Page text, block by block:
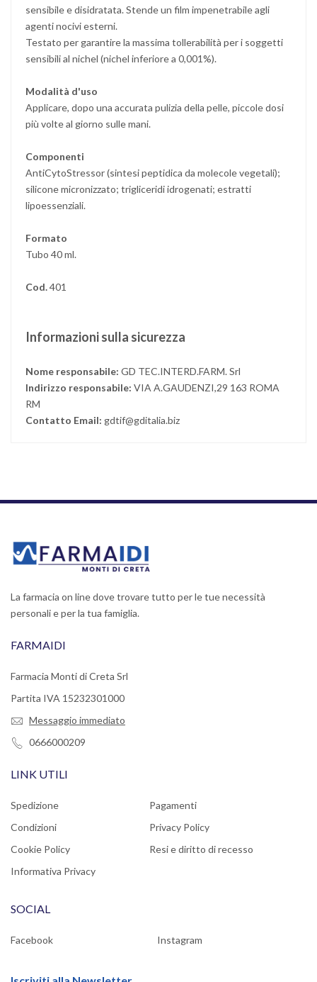
sensibile e disidratata. Stende un film impenetrabile agli
agenti nocivi esterni.
Testato per garantire la massima tollerabilità per i soggetti
sensibili al nichel (nichel inferiore a 0,001%).
Modalità d'uso
Applicare, dopo una accurata pulizia della pelle, piccole dosi
più volte al giorno sulle mani.
Componenti
AntiCytoStressor (sintesi peptidica da molecole vegetali);
silicone micronizzato; trigliceridi idrogenati; estratti
lipoessenziali.
Formato
Tubo 40 ml.
Cod.401
Informazioni sulla sicurezza
Nome responsabile: GD TEC.INTERD.FARM. Srl
Indirizzo responsabile: VIA A.GAUDENZI,29 163 ROMA
RM
Contatto Email: gdtif@gditalia.biz
La farmacia on line dove trovare tutto per le tue necessità
personali e per la tua famiglia.
FARMAIDI
Farmacia Monti di Creta Srl
Partita IVA 15232301000
Messaggio immediato
0666000209
LINK UTILI
Spedizione
Pagamenti
Condizioni
Privacy Policy
Cookie Policy
Resi e diritto di recesso
Informativa Privacy
SOCIAL
Facebook Instagram